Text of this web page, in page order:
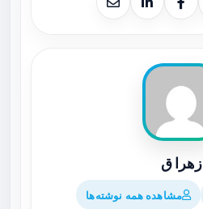
زهرا ق
مشاهده همه نوشته‌ها